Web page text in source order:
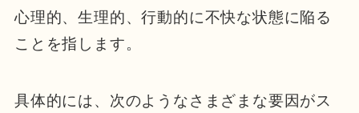
心理的、生理的、行動的に不快な状態に陥る
ことを指します。
具体的には、次のようなさまざまな要因がス